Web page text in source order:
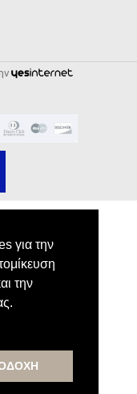
για την
την
μας για να